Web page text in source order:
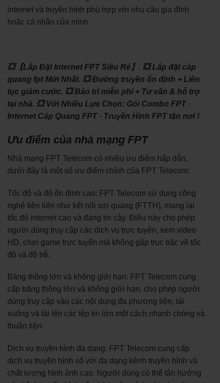
internet và truyền hình phù hợp với nhu cầu gia đình
hoặc cá nhân của mình.
💥【Lắp Đặt Internet FPT Siêu Rẻ】. 💥 Lắp đặt cáp
quang fpt Mới Nhất. 💥 Đường truyền ổn định + Liên
tục giảm cước. 💥 Bảo trì miễn phí + Tư vấn & hỗ trợ
tại nhà. 💥 Với Nhiều Lựa Chọn: ‎Gói Combo FPT ·
‎Internet Cáp Quang FPT · ‎Truyền Hình FPT tận nơi !
Ưu điểm của nhà mạng FPT
Nhà mạng FPT Telecom có nhiều ưu điểm hấp dẫn,
dưới đây là một số ưu điểm chính của FPT Telecom:
Tốc độ và độ ổn định cao: FPT Telecom sử dụng công
nghệ tiên tiến như kết nối sợi quang (FTTH), mang lại
tốc độ internet cao và đáng tin cậy. Điều này cho phép
người dùng truy cập các dịch vụ trực tuyến, xem video
HD, chơi game trực tuyến mà không gặp trục trặc về tốc
độ và độ trễ.
Băng thông lớn và không giới hạn: FPT Telecom cung
cấp băng thông lớn và không giới hạn, cho phép người
dùng truy cập vào các nội dung đa phương tiện, tải
xuống và tải lên các tệp tin lớn một cách nhanh chóng và
thuận tiện.
Dịch vụ truyền hình đa dạng: FPT Telecom cung cấp
dịch vụ truyền hình số với đa dạng kênh truyền hình và
chất lượng hình ảnh cao. Người dùng có thể tận hưởng